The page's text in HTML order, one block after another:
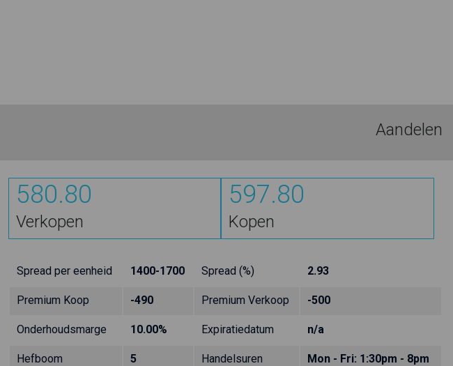
Aandelen
580.80
Verkopen
597.80
Kopen
Spread per eenheid 1400-1700 Spread (%) 2.93
Premium Koop -490 Premium Verkoop -500
Onderhoudsmarge 10.00% Expiratiedatum n/a
Hefboom 5 Handelsuren Mon - Fri: 1:30pm - 8pm